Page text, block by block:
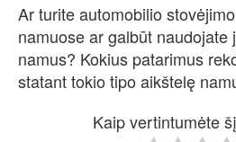
Ar turite automobilio
namuose ar galbūt naudojate
namus? Kokius patarimus
statant tokio tipo aikštelę
Kaip vertintumėte